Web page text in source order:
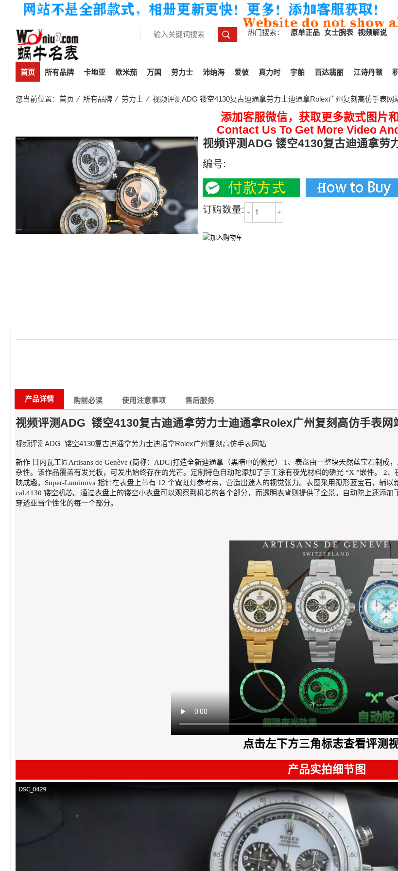
热门搜索： 原单正品 女士腕表 视频解说
首页 所有品牌 卡地亚 欧米茄 万国 劳力士 沛纳海 爱彼 真力时 宇舶 百达翡丽 江诗丹顿
您当前位置： 首页 ⁄ 所有品牌 ⁄ 劳力士 ⁄ 视频评测ADG 镂空4130复古迪通拿劳力士迪通拿Rolex广州复刻高仿手表网
添加客服微信，获取更多款式图片和
Contact Us To Get More Video
视频评测ADG 镂空4130复古迪通拿劳
编号:
订购数量: - +
产品详情 购前必读 使用注意事项 售后服务
视频评测ADG 镂空4130复古迪通拿劳力士迪通拿Rolex广州复刻高仿手表网
视频评测ADG 镂空4130复古迪通拿劳力士迪通拿Rolex广州复刻高仿手表网站
新作 日内瓦工匠Artisans de Genève (简称：ADG)打造全新迪通拿（黑暗中的微光） 1、表盘由一整块天然蓝宝石制
杂性。该作品覆盖有发光板，可发出始终存在的光芒。定制特色自动陀添加了手工涂有夜光材料的磷光 “X ”嵌件。
映成趣。Super-Luminova 指针在表盘上带有 12 个霓虹灯参考点，营造出迷人的视觉张力。表圈采用孤形蓝宝石，辅
cal.4130 镂空机芯。通过表盘上的镂空小表盘可以观察到机芯的各个部分，而透明表背则提供了全景。自动陀上还添
穿透亚当个性化的每一个部分。
点击左下方三角标志查看评测
产品实拍细节图